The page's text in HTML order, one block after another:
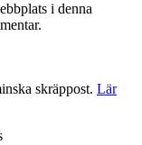
i denna
skräppost. Lär